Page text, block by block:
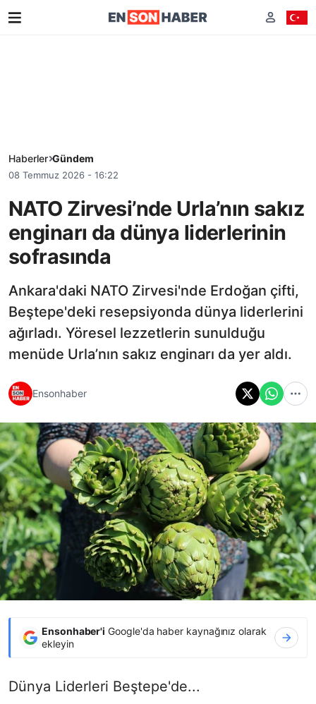
Haberler Gündem
08 Temmuz 2026 - 16:22
NATO Zirvesi’nde Urla’nın sakız
enginarı da dünya liderlerinin
sofrasında
Ankara'daki NATO Zirvesi'nde Erdoğan çifti,
Beştepe'deki resepsiyonda dünya liderlerini
ağırladı. Yöresel lezzetlerin sunulduğu
menüde Urla’nın sakız enginarı da yer aldı.
Ensonhaber
Ensonhaber'i Google'da haber kaynağınız olarak
ekleyin
Dünya Liderleri Beştepe'de...